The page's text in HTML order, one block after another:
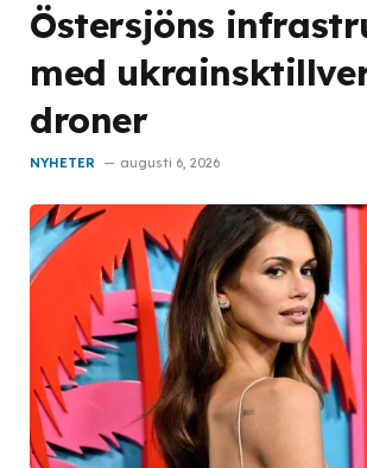
Östersjöns
med
droner
NYHETER augusti 6, 2026